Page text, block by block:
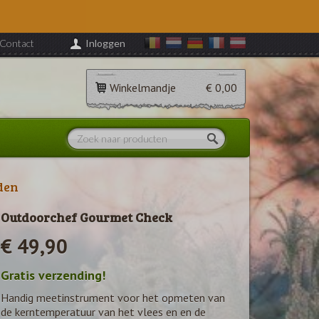
Contact Inloggen
Winkelmandje € 0,00
Outdoorchef Gourmet Check
€ 49,90
Gratis verzending!
Handig meetinstrument voor het opmeten van
de kerntemperatuur van het vlees en en de